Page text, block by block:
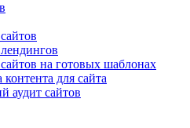
сайтов на готовых шаблонах
для сайта
аудит сайтов